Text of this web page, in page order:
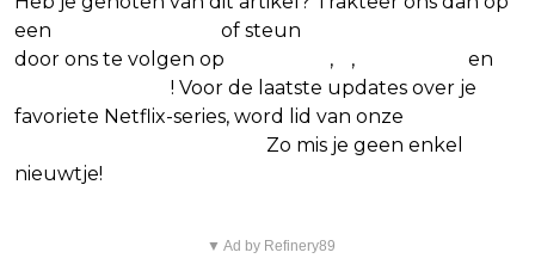
een
of steun
door ons te volgen op
, ,
en
! Voor de laatste updates over je
favoriete Netflix-series, word lid van onze
Zo mis je geen enkel
nieuwtje!
▼ Ad by Refinery89